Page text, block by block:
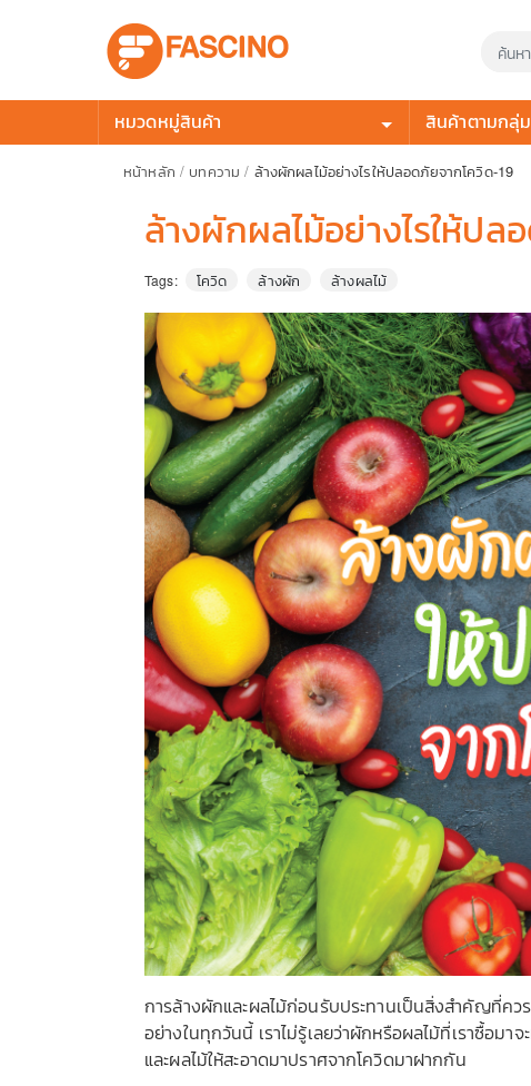
หมวดหมู่สินค้า สินค้าตามกลุ่
หน้าหลัก / บทความ/ ล้างผักผลไม้อย่างไรให้ปลอดภัยจากโควิด-19
ล้างผักผลไม้อย่างไรให้ปล
Tags: โควิด ล้างผัก ล้างผลไม้
การล้างผักและผลไม้ก่อนรับประทานเป็นสิ่งสำคัญที่คว
อย่างในทุกวันนี้ เราไม่รู้เลยว่าผักหรือผลไม้ที่เราซื้อมา
และผลไม้ให้สะอาดมาปราศจากโควิดมาฝากกัน